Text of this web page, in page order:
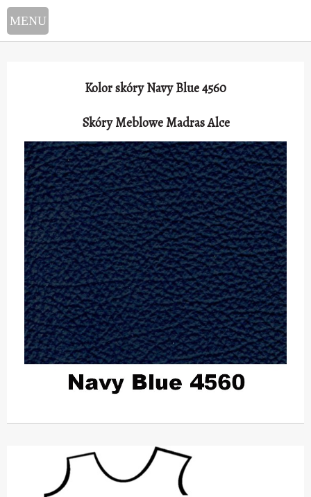
Kolor skóry Navy Blue 4560
Skóry Meblowe Madras Alce